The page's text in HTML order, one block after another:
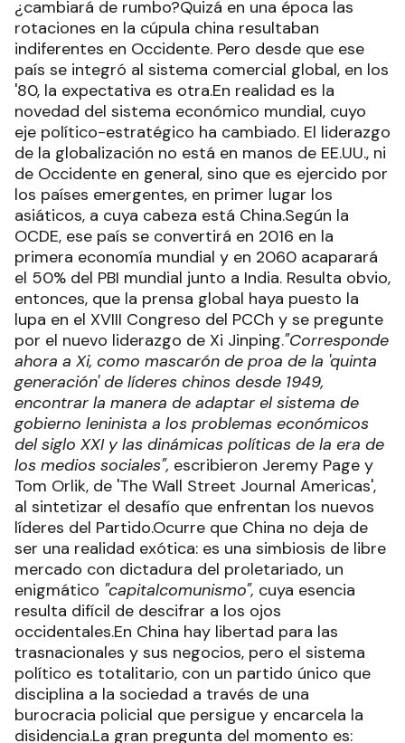
¿cambiará de rumbo?Quizá en una época las
rotaciones en la cúpula china resultaban
indiferentes en Occidente. Pero desde que ese
país se integró al sistema comercial global, en los
'80, la expectativa es otra.En realidad es la
novedad del sistema económico mundial, cuyo
eje político-estratégico ha cambiado. El liderazgo
de la globalización no está en manos de EE.UU., ni
de Occidente en general, sino que es ejercido por
los países emergentes, en primer lugar los
asiáticos, a cuya cabeza está China.Según la
OCDE, ese país se convertirá en 2016 en la
primera economía mundial y en 2060 acaparará
el 50% del PBI mundial junto a India. Resulta obvio,
entonces, que la prensa global haya puesto la
lupa en el XVIII Congreso del PCCh y se pregunte
por el nuevo liderazgo de Xi Jinping."Corresponde
ahora a Xi, como mascarón de proa de la 'quinta
generación' de líderes chinos desde 1949,
encontrar la manera de adaptar el sistema de
gobierno leninista a los problemas económicos
del siglo XXI y las dinámicas políticas de la era de
los medios sociales", escribieron Jeremy Page y
Tom Orlik, de 'The Wall Street Journal Americas',
al sintetizar el desafío que enfrentan los nuevos
líderes del Partido.Ocurre que China no deja de
ser una realidad exótica: es una simbiosis de libre
mercado con dictadura del proletariado, un
enigmático "capitalcomunismo", cuya esencia
resulta difícil de descifrar a los ojos
occidentales.En China hay libertad para las
trasnacionales y sus negocios, pero el sistema
político es totalitario, con un partido único que
disciplina a la sociedad a través de una
burocracia policial que persigue y encarcela la
disidencia.La gran pregunta del momento es: